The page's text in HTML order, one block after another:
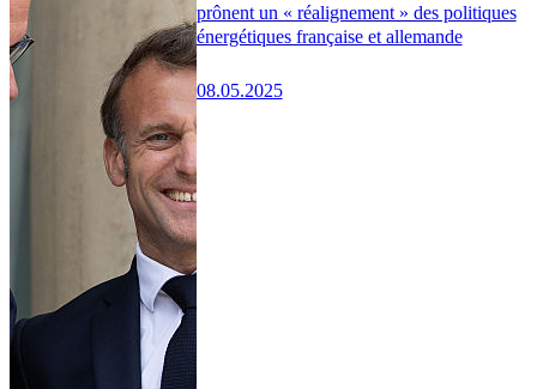
prônent un « réalignement » des politiques
énergétiques française et allemande
08.05.2025